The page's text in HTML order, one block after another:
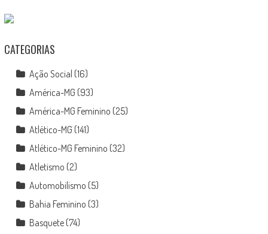
CATEGORIAS
Ação Social (16)
América-MG (93)
América-MG Feminino (25)
Atlético-MG (141)
Atlético-MG Feminino (32)
Atletismo (2)
Automobilismo (5)
Bahia Feminino (3)
Basquete(74)